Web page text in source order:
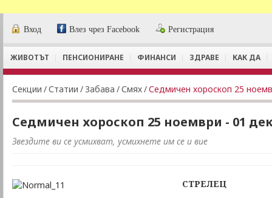
Вход Влез чрез Facebook Регистрация
ЖИВОТЪТ ПЕНСИОНИРАНЕ ФИНАНСИ ЗДРАВЕ КАК ДА
Секции /Статии / Забава /Смях/Седмичен хороскоп 25
Седмичен хороскоп 25 ноември - 01
Звездите ви се усмихват, усмихнете им се и вие
СТРЕЛЕЦ